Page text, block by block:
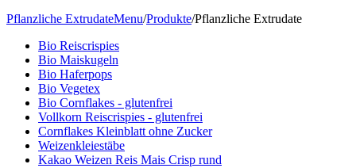
Pflanzliche ExtrudateMenu/Produkte/Pflanzliche Extrudate
Bio Reiscrispies
Bio Maiskugeln
Bio Haferpops
Bio Vegetex
Bio Cornflakes - glutenfrei
Vollkorn Reiscrispies - glutenfrei
Cornflakes Kleinblatt ohne Zucker
Weizenkleiestäbe
Kakao Weizen Reis Mais Crisp rund